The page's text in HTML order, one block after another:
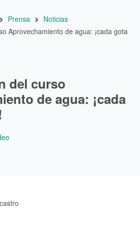
Prensa
Noticias
Aprovechamiento de agua: ¡cada gota
del curso
de agua: ¡cada